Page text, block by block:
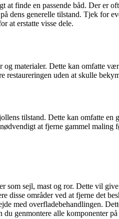
at finde en passende båd. Der
generelle tilstand. Tjek for
at erstatte visse dele.
materialer. Dette kan omfatte
restaureringen uden at skulle
tilstand. Dette kan omfatte
at fjerne gammel maling
som sejl, mast og ror. Dette vil
disse områder ved at fjerne det
med overfladebehandlingen.
genmontere alle komponenter